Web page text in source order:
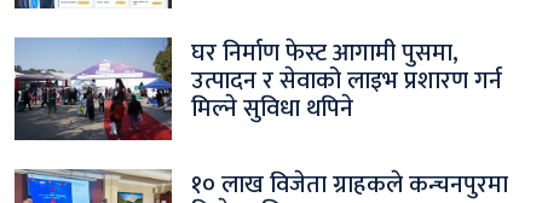
घर निर्माण फेस्ट आगामी पुसमा,
उत्पादन र सेवाको लाइभ प्रशारण गर्न
मिल्ने सुविधा थपिने
१० लाख विजेता ग्राहकले कन्चनपुरमा